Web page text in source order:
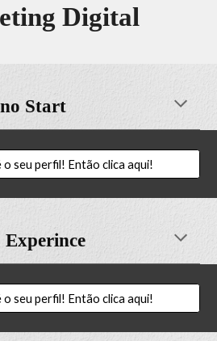
Digital
Start
o seu perfil! Então clica aqui!
Experince
o seu perfil! Então clica aqui!